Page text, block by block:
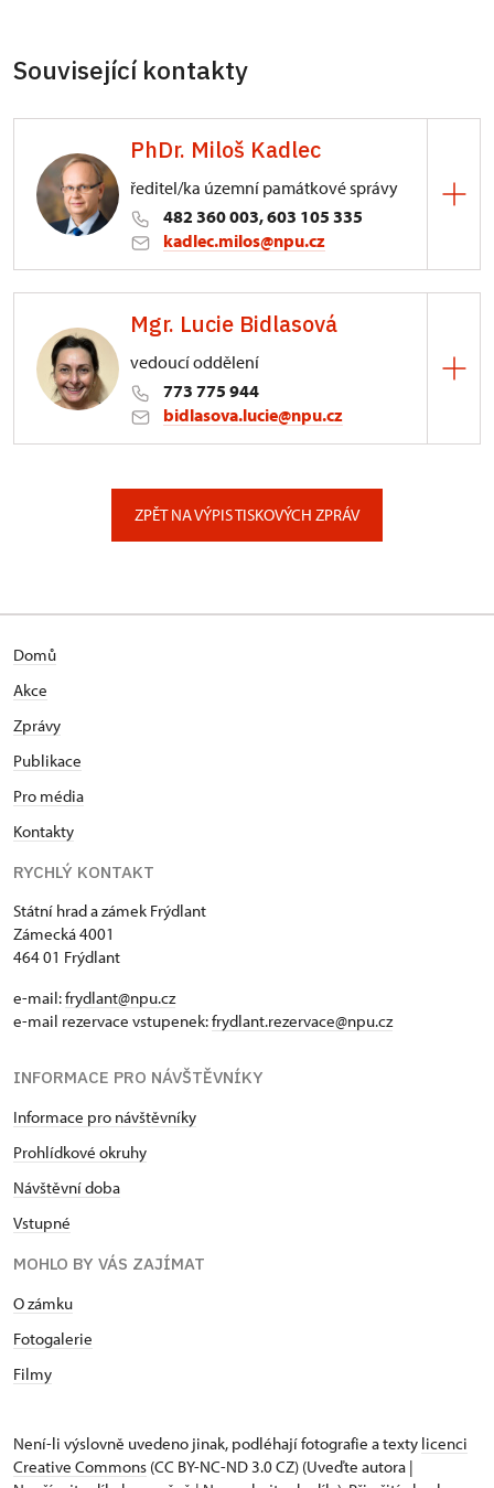
Související kontakty
PhDr. Miloš Kadlec
ředitel/ka územní památkové správy
482 360 003, 603 105 335
kadlec.milos@npu.cz
3/, Sychrov 3
Mgr. Lucie Bidlasová
vedoucí oddělení
773 775 944
bidlasova.lucie@npu.cz
ZPĚT NA VÝPIS TISKOVÝCH ZPRÁV
Domů
Akce
Zprávy
Publikace
Pro média
Kontakty
RYCHLÝ KONTAKT
Státní hrad a zámek Frýdlant
Zámecká 4001
464 01 Frýdlant
e-mail:frydlant@npu.cz
e-mail rezervace vstupenek:frydlant.rezervace@npu.cz
INFORMACE PRO NÁVŠTĚVNÍKY
Informace pro návštěvníky
Prohlídkové okruhy
Návštěvní doba
Vstupné
MOHLO BY VÁS ZAJÍMAT
O zámku
Fotogalerie
Filmy
Není-li výslovně uvedeno jinak, podléhají fotografie a texty licenci
Creative Commons (CC BY-NC-ND 3.0 CZ) (Uveďte autora |